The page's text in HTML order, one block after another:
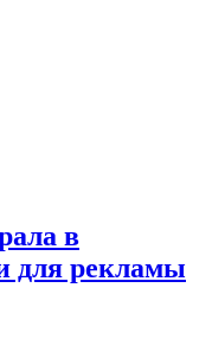
в
для рекламы